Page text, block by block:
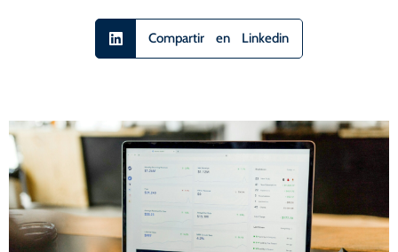
Compartir en Linkedin